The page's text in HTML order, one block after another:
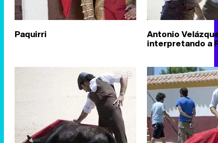
Paquirri Antonio
interpretando a
15